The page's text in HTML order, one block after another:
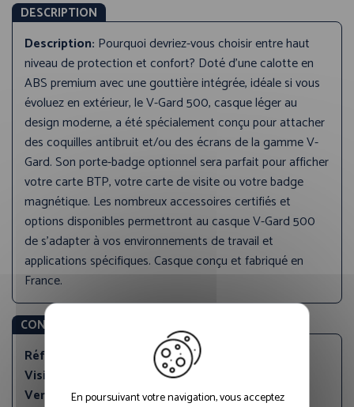
DESCRIPTION
Description: Pourquoi devriez-vous choisir entre haut
niveau de protection et confort? Doté d’une calotte en
ABS premium avec une gouttière intégrée, idéale si vous
évoluez en extérieur, le V-Gard 500, casque léger au
design moderne, a été spécialement conçu pour attacher
des coquilles antibruit et/ou des écrans de la gamme V-
Gard. Son porte-badge optionnel sera parfait pour afficher
votre carte BTP, votre carte de visite ou votre badge
magnétique. Les nombreux accessoires certifiés et
options disponibles permettront au casque V-Gard 500
de s’adapter à vos environnements de travail et
applications spécifiques. Casque conçu et fabriqué en
France.
CONCEPTION
Référence produit:
GV419-0000000-000
Visière du casque:
Standard
Ventilation:Ventilé
En poursuivant votre navigation, vous acceptez